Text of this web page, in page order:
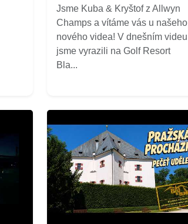
Jsme Kuba & Kryštof z Allwyn
Champs a vítáme vás u našeho
nového videa! V dnešním videu
jsme vyrazili na Golf Resort
Bla...